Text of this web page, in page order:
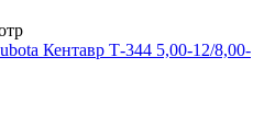
Кентавр Т-344 5,00-12/8,00-